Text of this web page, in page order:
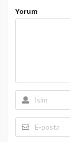
Yorum